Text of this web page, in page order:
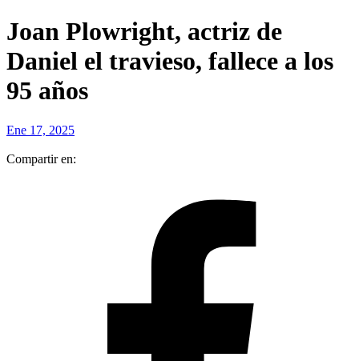
Joan Plowright, actriz de
Daniel el travieso, fallece a los
95 años
Ene 17, 2025
Compartir en: